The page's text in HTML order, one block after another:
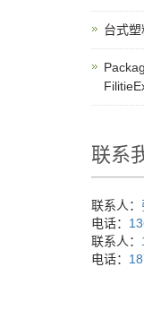
台式
联系
联系人：
电话：
联系人：
电话：